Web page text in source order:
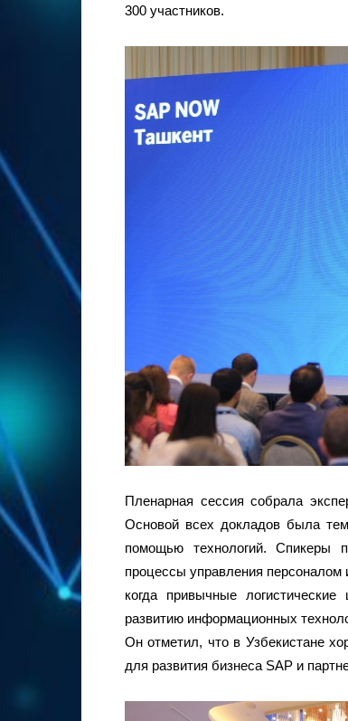
300 участников.
Пленарная сессия собрала
Основой всех докладов была
помощью технологий. Спикеры
процессы управления персоналом
когда привычные
развитию информационных
Он отметил, что в Узбекистане
для развития бизнеса SAP и